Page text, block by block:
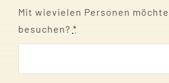
Mit wievielen Personen
besuchen?*